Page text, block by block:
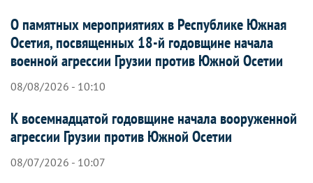
О памятных мероприятиях в Республике Южная
Осетия, посвященных 18-й годовщине начала
военной агрессии Грузии против Южной Осетии
08/08/2026 - 10:10
К восемнадцатой годовщине начала вооруженной
агрессии Грузии против Южной Осетии
08/07/2026 - 10:07